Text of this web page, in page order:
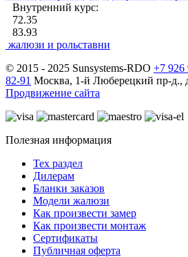
Внутренний курс:
72.35
83.93
жалюзи и рольставни
© 2015 - 2025 Sunsystems-RDO +7 926
82-91 Москва, 1-й Люберецкий пр-д.,
Продвижение сайта
Полезная информация
Тех раздел
Дилерам
Бланки заказов
Модели жалюзи
Как произвести замер
Как произвести монтаж
Сертификаты
Публичная оферта